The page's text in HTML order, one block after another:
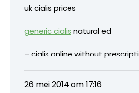
uk cialis prices
generic cialis natural ed
– cialis online without
26 mei 2014 om 17:16